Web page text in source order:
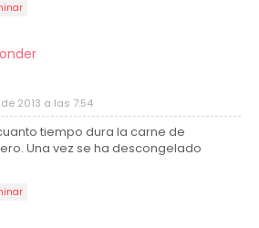
2013 a las 7:54
tiempo dura la carne de
Una vez se ha descongelado